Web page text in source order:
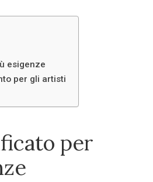
esigenze
per gli artisti
per